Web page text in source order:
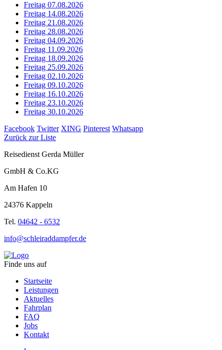
Freitag 07.08.2026
Freitag 14.08.2026
Freitag 21.08.2026
Freitag 28.08.2026
Freitag 04.09.2026
Freitag 11.09.2026
Freitag 18.09.2026
Freitag 25.09.2026
Freitag 02.10.2026
Freitag 09.10.2026
Freitag 16.10.2026
Freitag 23.10.2026
Freitag 30.10.2026
Facebook Twitter XING Pinterest Whatsapp
Zurück zur Liste
Reisedienst Gerda Müller
GmbH & Co.KG
Am Hafen 10
24376 Kappeln
Tel. 04642 - 6532
info@schleiraddampfer.de
Finde uns auf
Startseite
Leistungen
Aktuelles
Fahrplan
FAQ
Jobs
Kontakt